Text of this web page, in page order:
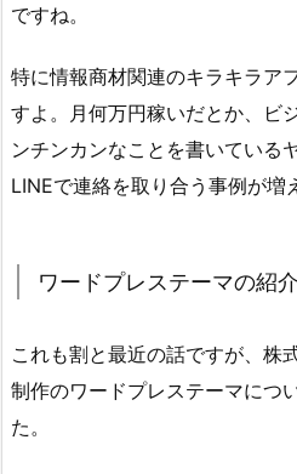
ですね。
特に情報商材関連のキラキラア
すよ。月何万円稼いだとか、ビ
ンチンカンなことを書いている
LINEで連絡を取り合う事例が増
ワードプレステーマの紹
これも割と最近の話ですが、株
制作のワードプレステーマにつ
た。